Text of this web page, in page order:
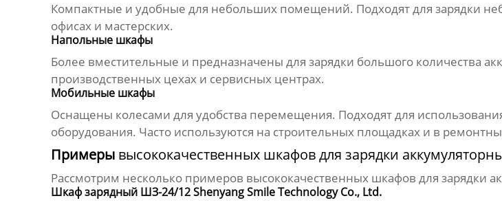
Компактные и удобные для небольших помещений. Подходят для зарядки
офисах и мастерских.
Напольные шкафы
Более вместительные и предназначены для зарядки большого количества
производственных цехах и сервисных центрах.
Мобильные шкафы
Оснащены колесами для удобства перемещения. Подходят для
оборудования. Часто используются на строительных площадках и в
Примеры высококачественных шкафов для зарядки
Рассмотрим несколько примеров высококачественных шкафов для зарядки
Шкаф зарядный ШЗ-24/12 Shenyang Smile Technology Co., Ltd.